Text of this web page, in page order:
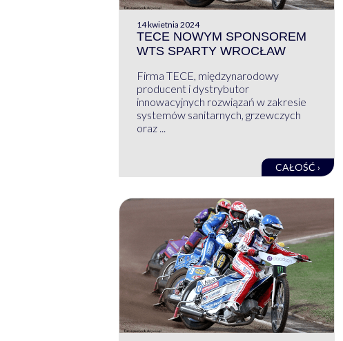
14 kwietnia 2024
TECE NOWYM SPONSOREM
WTS SPARTY WROCŁAW
Firma TECE, międzynarodowy
producent i dystrybutor
innowacyjnych rozwiązań w zakresie
systemów sanitarnych, grzewczych
oraz ...
CAŁOŚĆ ›